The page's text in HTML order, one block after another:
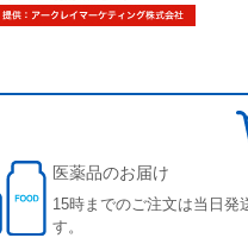
医薬品のお届け
15時までのご注文は当日発
す。